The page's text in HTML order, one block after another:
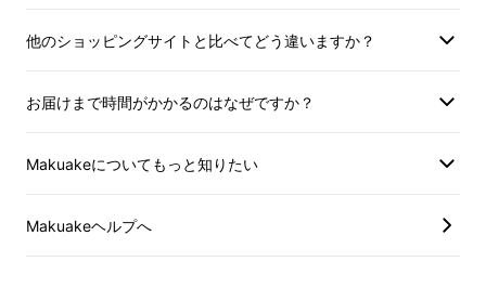
他のショッピングサイトと比べてどう違いますか？
お届けまで時間がかかるのはなぜですか？
Makuakeについてもっと知りたい
Makuakeヘルプへ